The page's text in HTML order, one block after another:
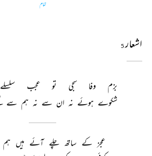
تمام
اشعار5
بزم وفا سجی تو عجب سلسلے
شکوے ہوئے نہ ان سے نہ ہم سے
عجز کے ساتھ چلے آئے ہیں ہم